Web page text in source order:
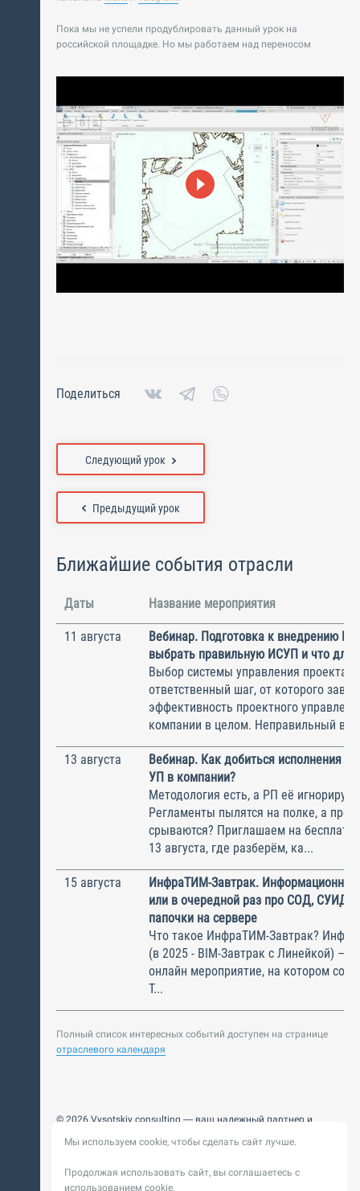
Пока мы не успели продублировать данный урок на
российской площадке. Но мы работаем над переносом
Поделиться
Предыдущий урок
Следующий урок
Ближайшие события отрасли
Даты Название мероприятия
11 августа
Вебинар. Подготовка к внедрению
выбрать правильную ИСУП и что для
Выбор системы управления
ответственный шаг, от которого
эффективность проектного
компании в целом. Неправильный
13 августа
Вебинар. Как добиться исполнения
УП в компании?
Методология есть, а РП её
Регламенты пылятся на полке, а
срываются? Приглашаем на
13 августа, где разберём, ка...
15 августа
ИнфраТИМ-Завтрак.
или в очередной раз про СОД, СУИД и
папочки на сервере
Что такое ИнфраТИМ-Завтрак?
(в 2025 - BIM-Завтрак с Линейкой) –
онлайн мероприятие, на котором
Т...
Полный список интересных событий доступен на странице
отраслевого календаря
© 2026 Vysotskiy consulting — ваш надежный партнер и
Цифровизация, BIM, ИИ. Внедряем и оптимизируем
Пользовательское
Политика обработки персональных
Мы используем cookie, чтобы сделать сайт лучше.
Продолжая использовать сайт, вы соглашаетесь с
использованием cookie.